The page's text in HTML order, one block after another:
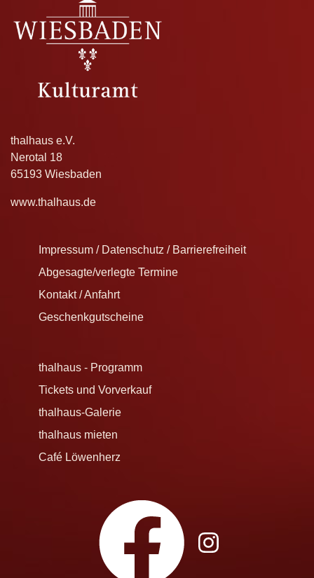
thalhaus e.V.
Nerotal 18
65193 Wiesbaden
www.thalhaus.de
Impressum / Datenschutz / Barrierefreiheit
Abgesagte/verlegte Termine
Kontakt / Anfahrt
Geschenkgutscheine
thalhaus - Programm
Tickets und Vorverkauf
thalhaus-Galerie
thalhaus mieten
Café Löwenherz